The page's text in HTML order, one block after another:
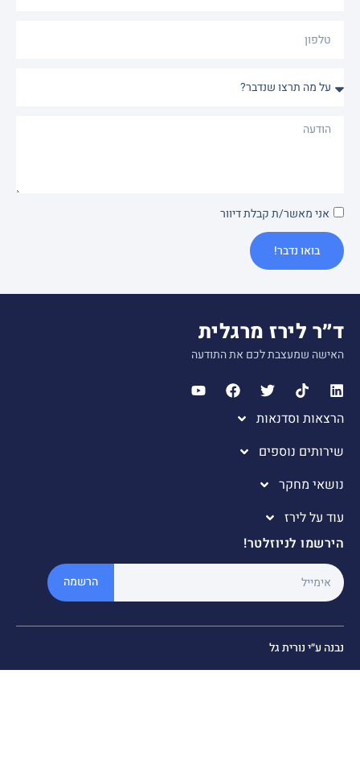
מאשר/ת קבלת דיוור
בואו נדבר!
לירז מרגלית
שמעצבת לכם את התודעה
וסדנאות
נוספים
מחקר
על לירז
לניוזלטר!
הרשמה
ע״י נורית גל